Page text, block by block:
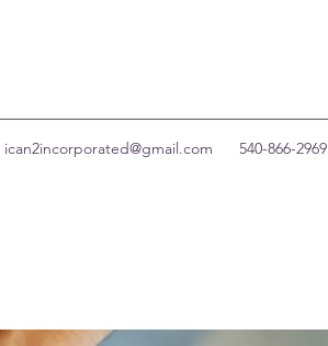
ican2incorporated@gmail.com 540-866-2969